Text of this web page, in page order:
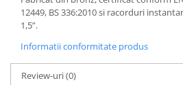
12449, BS 336:2010 si racorduri
1,5”.
Informatii conformitate produs
Review-uri(0)